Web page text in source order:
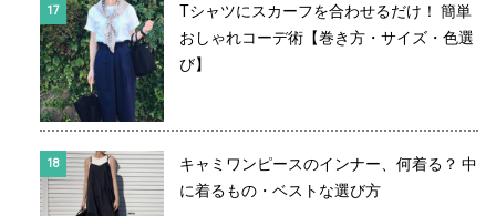
Tシャツにスカーフを合わせるだけ！ 簡単
おしゃれコーデ術【巻き方・サイズ・色選
び】
キャミワンピースのインナー、何着る？ 中
に着るもの・ベストな選び方